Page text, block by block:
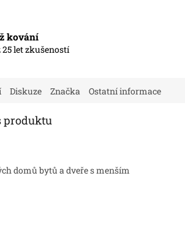
kování
25 let zkušeností
Diskuze Značka Ostatní informace
produktu
domů bytů a dveře s menším